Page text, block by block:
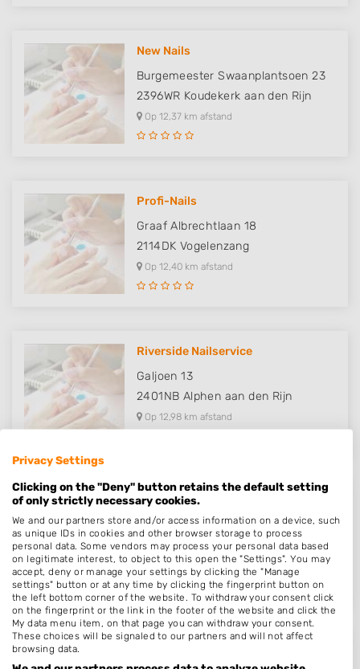
New Nails
Burgemeester Swaanplantsoen 23
2396WR Koudekerk aan den Rijn
Op 12,37 km afstand
Profi-Nails
Graaf Albrechtlaan 18
2114DK Vogelenzang
Op 12,40 km afstand
Riverside Nailservice
Galjoen 13
2401NB Alphen aan den Rijn
Op 12,98 km afstand
PQ Naildesign
Kalkovenweg 21
2401LJ Alphen aan den Rijn
Op 13,59 km afstand
Privacy Settings
Clicking on the "Deny" button retains the default setting
of only strictly necessary cookies.
We and our partners store and/or access information on a device, such
as unique IDs in cookies and other browser storage to process
personal data. Some vendors may process your personal data based
on legitimate interest, to object to this open the "Settings". You may
accept, deny or manage your settings by clicking the "Manage
settings" button or at any time by clicking the fingerprint button on
the left bottom corner of the website. To withdraw your consent click
on the fingerprint or the link in the footer of the website and click the
My data menu item, on that page you can withdraw your consent.
These choices will be signaled to our partners and will not affect
browsing data.